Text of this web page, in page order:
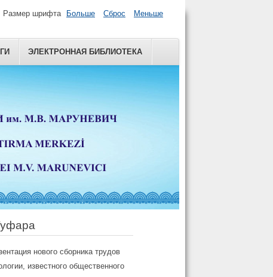
ЭЛЕКТРОННАЯ БИБЛИОТЕКА
Размер шрифта Больше Сброс Меньше
нового сборника трудов
известного общественного